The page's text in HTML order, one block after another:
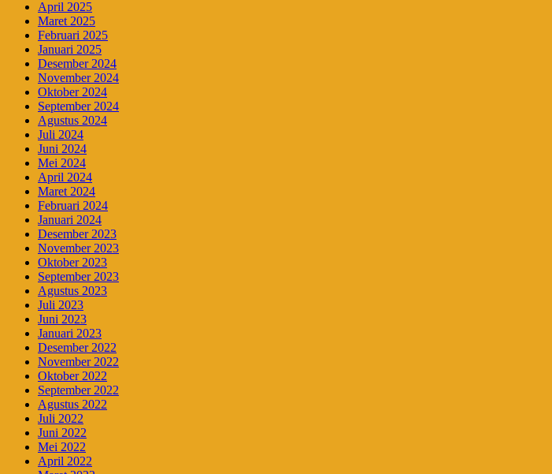
April 2025
Maret 2025
Februari 2025
Januari 2025
Desember 2024
November 2024
Oktober 2024
September 2024
Agustus 2024
Juli 2024
Juni 2024
Mei 2024
April 2024
Maret 2024
Februari 2024
Januari 2024
Desember 2023
November 2023
Oktober 2023
September 2023
Agustus 2023
Juli 2023
Juni 2023
Januari 2023
Desember 2022
November 2022
Oktober 2022
September 2022
Agustus 2022
Juli 2022
Juni 2022
Mei 2022
April 2022